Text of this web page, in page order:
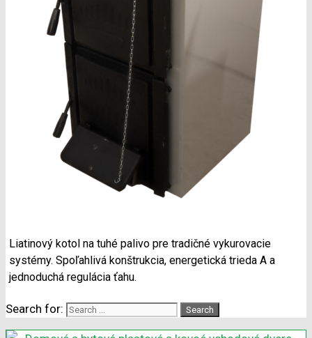
Liatinový kotol na tuhé palivo pre tradičné vykurovacie
systémy. Spoľahlivá konštrukcia, energetická trieda A a
jednoduchá regulácia ťahu.
Search for: